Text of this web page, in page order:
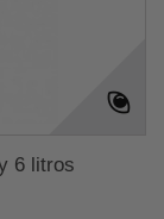
6 litros